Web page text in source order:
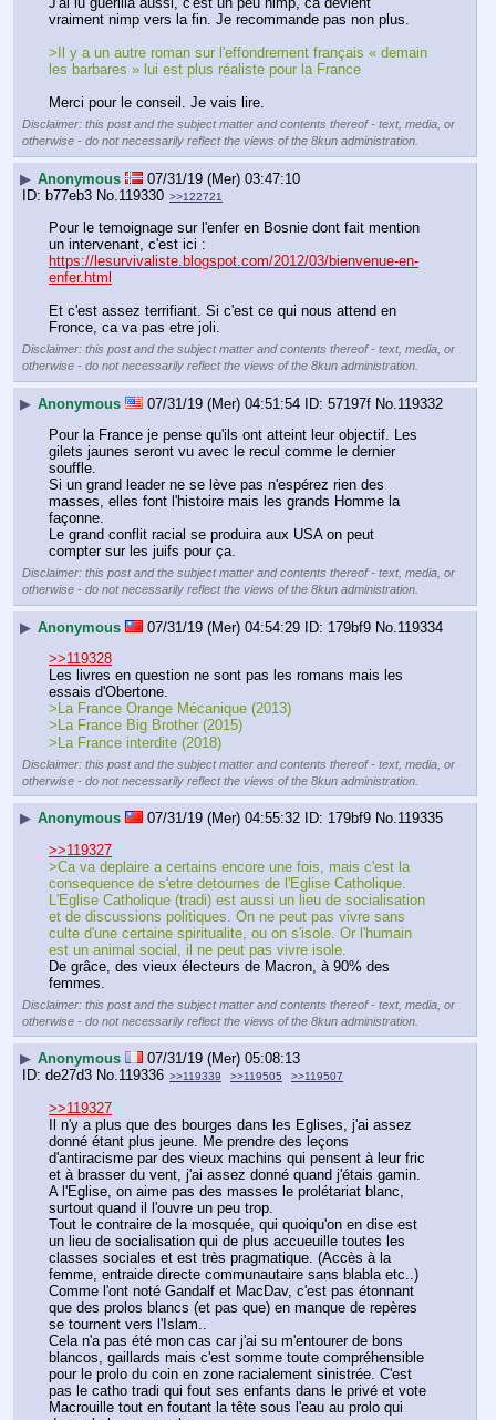
vraiment nimp vers la fin. Je recommande pas non plus.
>Il y a un autre roman sur l'effondrement français « demain
les barbares » lui est plus réaliste pour la France
Merci pour le conseil. Je vais lire.
Disclaimer: this post and the subject matter and contents thereof - text, media, or
otherwise - do not necessarily reflect the views of the 8kun administration.
▶ Anonymous
07/31/19 (Mer) 03:47:10
b77eb3 No.119330 >>122721
Pour le temoignage sur l'enfer en Bosnie dont fait mention
https://lesurvivaliste.blogspot.com/2012/03/bienvenue-en-
enfer.html
Et c'est assez terrifiant. Si c'est ce qui nous attend en
Fronce, ca va pas etre joli.
Disclaimer: this post and the subject matter and contents thereof - text, media, or
otherwise - do not necessarily reflect the views of the 8kun administration.
▶ Anonymous 07/31/19 (Mer) 04:51:54 57197f No.119332
Pour la France je pense qu'ils ont atteint leur objectif. Les
gilets jaunes seront vu avec le recul comme le dernier
souffle.
Si un grand leader ne se lève pas n'espérez rien des
masses, elles font l'histoire mais les grands Homme la
façonne.
Le grand conflit racial se produira aux USA on peut
compter sur les juifs pour ça.
Disclaimer: this post and the subject matter and contents thereof - text, media, or
otherwise - do not necessarily reflect the views of the 8kun administration.
▶ Anonymous 07/31/19 (Mer) 04:54:29 179bf9 No.119334
>>119328
Les livres en question ne sont pas les romans mais les
essais d'Obertone.
>La France Orange Mécanique (2013)
>La France Big Brother (2015)
>La France interdite (2018)
Disclaimer: this post and the subject matter and contents thereof - text, media, or
otherwise - do not necessarily reflect the views of the 8kun administration.
▶ Anonymous 07/31/19 (Mer) 04:55:32 179bf9 No.119335
>>119327
>Ca va deplaire a certains encore une fois, mais c'est la
consequence de s'etre detournes de l'Eglise Catholique.
L'Eglise Catholique (tradi) est aussi un lieu de socialisation
et de discussions politiques. On ne peut pas vivre sans
culte d'une certaine spiritualite, ou on s'isole. Or l'humain
est un animal social, il ne peut pas vivre isole.
De grâce, des vieux électeurs de Macron, à 90% des
femmes.
Disclaimer: this post and the subject matter and contents thereof - text, media, or
otherwise - do not necessarily reflect the views of the 8kun administration.
▶ Anonymous
07/31/19 (Mer) 05:08:13
de27d3 No.119336 >>119339 >>119505 >>119507
>>119327
Il n'y a plus que des bourges dans les Eglises, j'ai assez
donné étant plus jeune. Me prendre des leçons
d'antiracisme par des vieux machins qui pensent à leur fric
et à brasser du vent, j'ai assez donné quand j'étais gamin.
A l'Eglise, on aime pas des masses le prolétariat blanc,
surtout quand il l'ouvre un peu trop.
Tout le contraire de la mosquée, qui quoiqu'on en dise est
un lieu de socialisation qui de plus accueuille toutes les
classes sociales et est très pragmatique. (Accès à la
femme, entraide directe communautaire sans blabla etc..)
Comme l'ont noté Gandalf et MacDav, c'est pas étonnant
que des prolos blancs (et pas que) en manque de repères
se tournent vers l'Islam..
Cela n'a pas été mon cas car j'ai su m'entourer de bons
blancos, gaillards mais c'est somme toute compréhensible
pour le prolo du coin en zone racialement sinistrée. C'est
pas le catho tradi qui fout ses enfants dans le privé et vote
Macrouille tout en foutant la tête sous l'eau au prolo qui